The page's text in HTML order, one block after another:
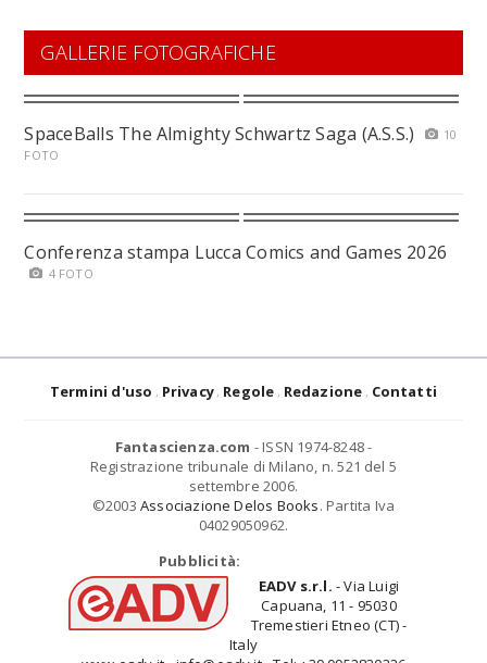
GALLERIE FOTOGRAFICHE
SpaceBalls The Almighty Schwartz Saga (A.S.S.)
10
FOTO
Conferenza stampa Lucca Comics and Games 2026
4 FOTO
Termini d'uso Privacy Regole Redazione Contatti
Fantascienza.com - ISSN 1974-8248 -
Registrazione tribunale di Milano, n. 521 del 5
settembre 2006.
©2003 Associazione Delos Books. Partita Iva
04029050962.
Pubblicità:
EADV s.r.l. - Via Luigi
Capuana, 11 - 95030
Tremestieri Etneo (CT) -
Italy